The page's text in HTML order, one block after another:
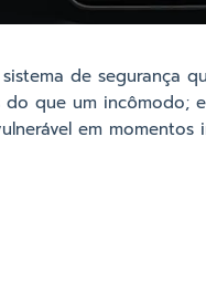
de segurança
do que um incômodo;
em momentos